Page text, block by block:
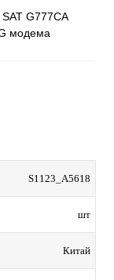
G777CA
модема
S1123_A5618
шт
Китай